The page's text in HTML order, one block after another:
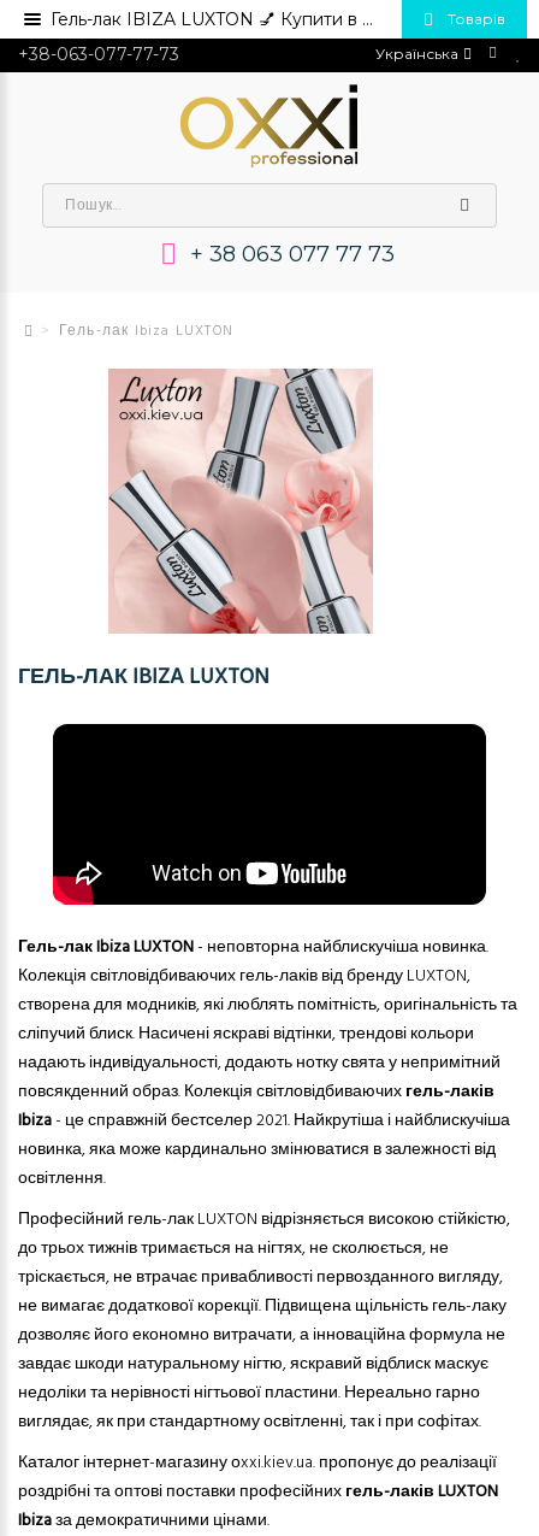
+38-063-077-77-73 Українська
+ 38 063 077 77 73
Товарів
Гель-лак Ibiza LUXTON
ГЕЛЬ-ЛАК IBIZA LUXTON
Гель-лак Ibiza LUXTON- неповторна найблискучіша новинка.
Колекція світловідбиваючих гель-лаків від бренду LUXTON,
створена для модників, які люблять помітність, оригінальністьта
сліпучий блиск. Насичені яскраві відтінки, трендові кольори
надають індивідуальності, додають нотку свята у непримітний
повсякденний образ. Колекція світловідбиваючихгель-лаків
Ibiza- це справжній бестселер 2021. Найкрутіша і найблискучіша
новинка, яка може кардинально змінюватися в залежності від
освітлення.
Професійний гель-лак LUXTON відрізняється високою стійкістю,
до трьох тижнів тримається на нігтях, не сколюється, не
тріскається, не втрачає привабливості первозданного вигляду,
не вимагає додаткової корекції. Підвищена щільність гель-лаку
дозволяє його економно витрачати, а інноваційна формула не
завдає шкоди натуральному нігтю, яскравий відблиск маскує
недоліки та нерівності нігтьової пластини. Нереальногарно
виглядає, як при стандартному освітленні, так і при софітах.
Каталог інтернет-магазину оxxi.kiev.ua. пропонує до реалізації
роздрібні та оптові поставки професійнихгель-лаків LUXTON
Ibizaза демократичними цінами.
Гель-лак IBIZA LUXTON 💅 Купити в Україні опт та роздріб